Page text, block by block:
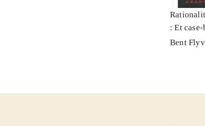
: Et
Bent